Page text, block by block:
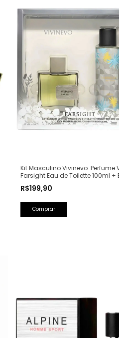
Kit Masculino Vivinevo: Perfume
Farsight Eau de Toilette 100ml +
R$199,90